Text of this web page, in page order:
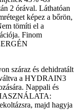
2 órával. Láthatóan
képez a bőrön,
tömíti el a
Finom
száraz és dehidratált
a HYDRAIN3
Nappali és
majd hagyja